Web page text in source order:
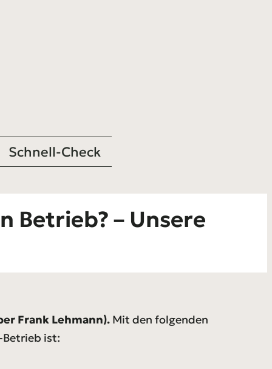
Schnell-Check
Betrieb? – Unsere
Frank Lehmann). Mit den folgenden
Betrieb ist: